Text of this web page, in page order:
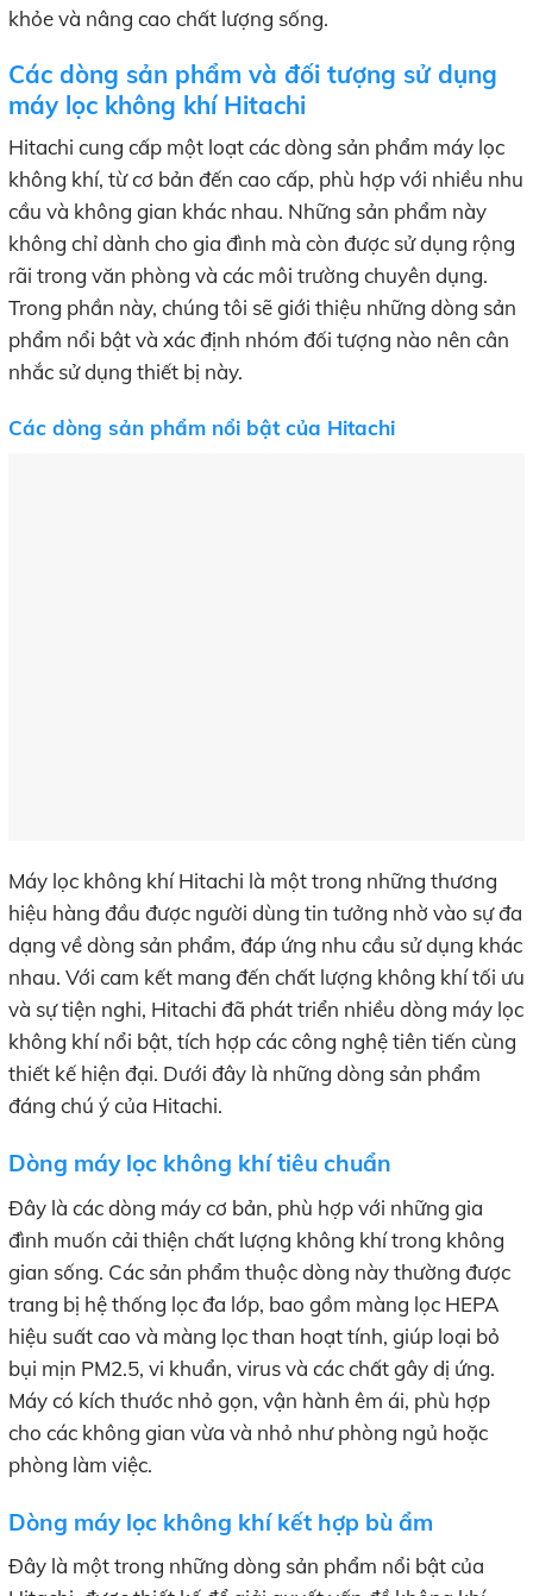
khỏe và nâng cao chất lượng sống.
Các dòng sản phẩm và đối tượng sử dụng
máy lọc không khí Hitachi
Hitachi cung cấp một loạt các dòng sản phẩm máy lọc
không khí, từ cơ bản đến cao cấp, phù hợp với nhiều nhu
cầu và không gian khác nhau. Những sản phẩm này
không chỉ dành cho gia đình mà còn được sử dụng rộng
rãi trong văn phòng và các môi trường chuyên dụng.
Trong phần này, chúng tôi sẽ giới thiệu những dòng sản
phẩm nổi bật và xác định nhóm đối tượng nào nên cân
nhắc sử dụng thiết bị này.
Các dòng sản phẩm nổi bật của Hitachi
Máy lọc không khí Hitachi là một trong những thương
hiệu hàng đầu được người dùng tin tưởng nhờ vào sự đa
dạng về dòng sản phẩm, đáp ứng nhu cầu sử dụng khác
nhau. Với cam kết mang đến chất lượng không khí tối ưu
và sự tiện nghi, Hitachi đã phát triển nhiều dòng máy lọc
không khí nổi bật, tích hợp các công nghệ tiên tiến cùng
thiết kế hiện đại. Dưới đây là những dòng sản phẩm
đáng chú ý của Hitachi.
Dòng máy lọc không khí tiêu chuẩn
Đây là các dòng máy cơ bản, phù hợp với những gia
đình muốn cải thiện chất lượng không khí trong không
gian sống. Các sản phẩm thuộc dòng này thường được
trang bị hệ thống lọc đa lớp, bao gồm màng lọc HEPA
hiệu suất cao và màng lọc than hoạt tính, giúp loại bỏ
bụi mịn PM2.5, vi khuẩn, virus và các chất gây dị ứng.
Máy có kích thước nhỏ gọn, vận hành êm ái, phù hợp
cho các không gian vừa và nhỏ như phòng ngủ hoặc
phòng làm việc.
Dòng máy lọc không khí kết hợp bù ẩm
Đây là một trong những dòng sản phẩm nổi bật của